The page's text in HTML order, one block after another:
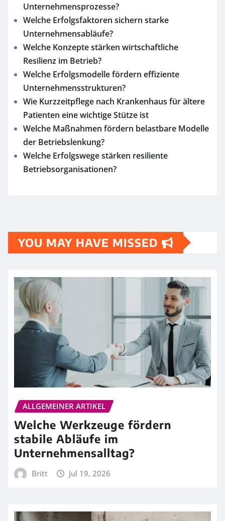
Unternehmensprozesse?
Welche Erfolgsfaktoren sichern starke
Unternehmensabläufe?
Welche Konzepte stärken wirtschaftliche
Resilienz im Betrieb?
Welche Erfolgsmodelle fördern effiziente
Unternehmensstrukturen?
Wie Kurzzeitpflege nach Krankenhaus für ältere
Patienten eine wichtige Stütze ist
Welche Maßnahmen fördern belastbare Modelle
der Betriebslenkung?
Welche Erfolgswege stärken resiliente
Betriebsorganisationen?
YOU MAY HAVE MISSED
ALLGEMEINER ARTIKEL
Welche Werkzeuge fördern
stabile Abläufe im
Unternehmensalltag?
Britt Jul 19, 2026